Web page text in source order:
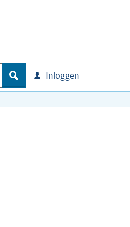
zoek Inloggen